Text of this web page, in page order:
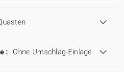
: Ohne Umschlag-Einlage